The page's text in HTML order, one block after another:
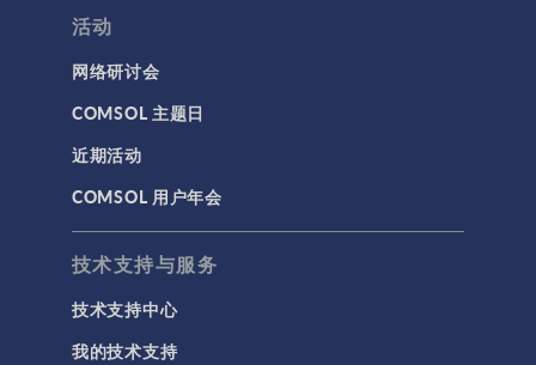
活动
网络研讨会
COMSOL 主题日
近期活动
COMSOL 用户年会
技术支持与服务
技术支持中心
我的技术支持